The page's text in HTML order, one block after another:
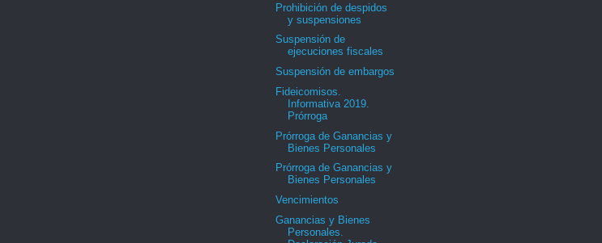
Prohibición de despidos
y suspensiones
Suspensión de
ejecuciones fiscales
Suspensión de embargos
Fideicomisos.
Informativa 2019.
Prórroga
Prórroga de Ganancias y
Bienes Personales
Prórroga de Ganancias y
Bienes Personales
Vencimientos
Ganancias y Bienes
Personales.